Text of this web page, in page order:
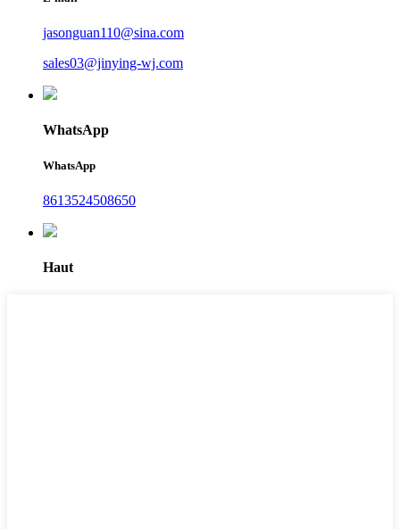
jasonguan110@sina.com
sales03@jinying-wj.com
WhatsApp
WhatsApp
8613524508650
Haut